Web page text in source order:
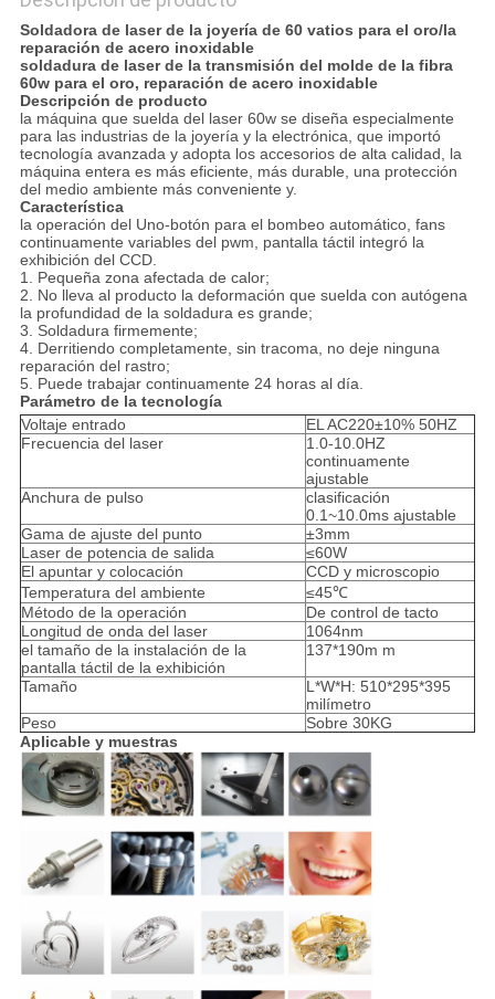
Soldadora de laser de la joyería de 60 vatios para el oro/la
reparación de acero inoxidable
soldadura de laser de la transmisión del molde de la fibra
60w para el oro, reparación de acero inoxidable
Descripción de producto
la máquina que suelda del laser 60w se diseña especialmente
para las industrias de la joyería y la electrónica, que importó
tecnología avanzada y adopta los accesorios de alta calidad, la
máquina entera es más eficiente, más durable, una protección
del medio ambiente más conveniente y.
Característica
la operación del Uno-botón para el bombeo automático, fans
continuamente variables del pwm, pantalla táctil integró la
exhibición del CCD.
1. Pequeña zona afectada de calor;
2. No lleva al producto la deformación que suelda con autógena
la profundidad de la soldadura es grande;
3. Soldadura firmemente;
4. Derritiendo completamente, sin tracoma, no deje ninguna
reparación del rastro;
5. Puede trabajar continuamente 24 horas al día.
Parámetro de la tecnología
Voltaje entrado
EL AC220±10% 50HZ
Frecuencia del laser
1.0-10.0HZ
continuamente
ajustable
Anchura de pulso
clasificación
0.1~10.0ms ajustable
Gama de ajuste del punto
±3mm
Laser de potencia de salida
≤60W
El apuntar y colocación
CCD y microscopio
Temperatura del ambiente
≤45℃
Método de la operación
De control de tacto
Longitud de onda del laser
1064nm
el tamaño de la instalación de la
pantalla táctil de la exhibición
137*190m m
Tamaño
L*W*H: 510*295*395
milímetro
Peso
Sobre 30KG
Aplicable y muestras